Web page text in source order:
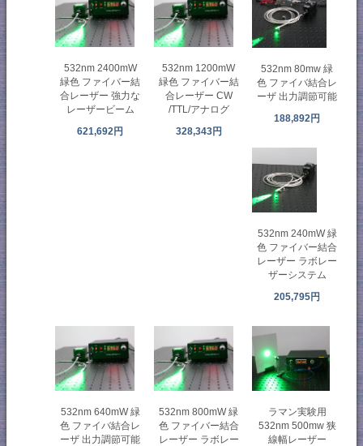
532nm 2400mW
緑色 ファイバー結
合レーザー 強力な
レーザービーム
621,692円
532nm 1200mW
緑色 ファイバー結
合レーザー CW
/TTL/アナログ​
328,343円
532nm 80mw 緑
色 ファイバ結合レ
ーザ 出力調節可能
188,892円
532nm 240mW 緑
色 ファイバー結合
レーザー ラボレー
ザーシステム
205,795円
532nm 640mW 緑
色 ファイバ結合レ
ーザ 出力調節可能
532nm 800mW 緑
色 ファイバー結合
レーザー ラボレー
ラマン実験用
532nm 500mw 狭
線幅レーザー